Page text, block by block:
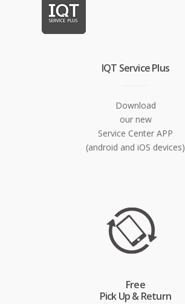
IQT Service Plus
Download
our new
Service Center APP
(android and iOS devices)
Free
Pick Up & Return